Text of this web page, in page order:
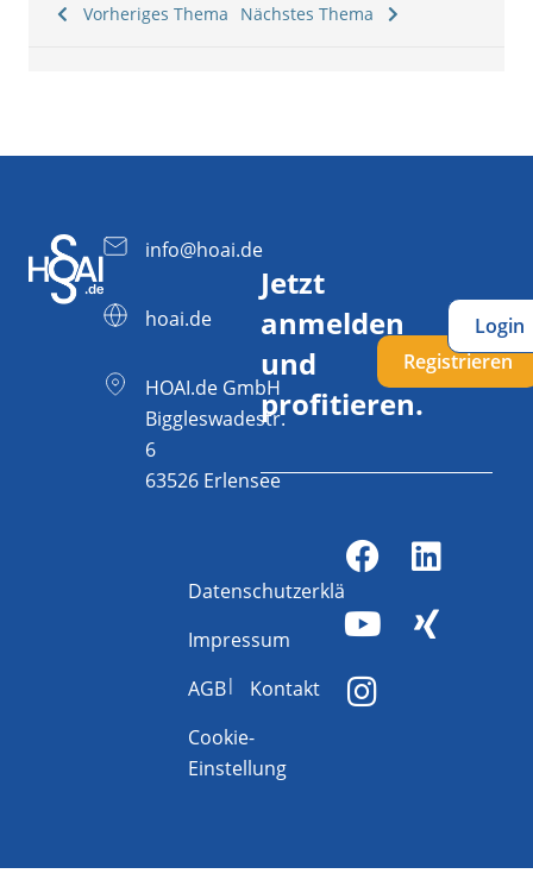
Vorheriges Thema Nächstes Thema
info@hoai.de
hoai.de
HOAI.de GmbH
Biggleswadestr.
6
63526 Erlensee
Jetzt
anmelden
und
profitieren.
Registrieren
Login
Datenschutzerklärung
Impressum
AGB
Kontakt
Cookie-
Einstellung